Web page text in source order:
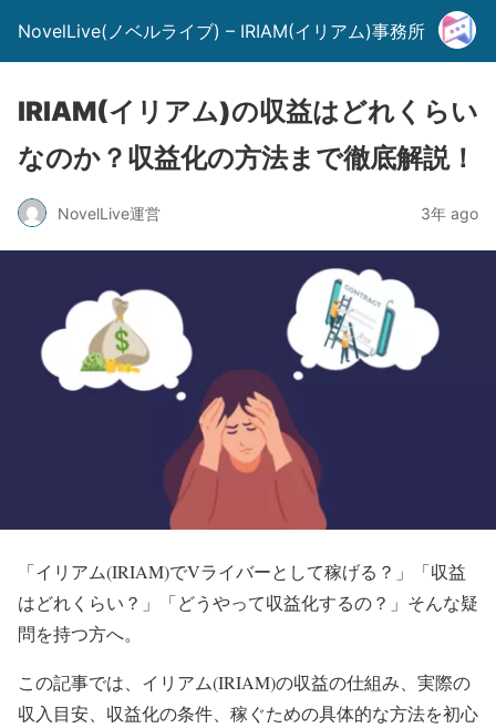
NovelLive(ノベルライブ) – IRIAM(イリアム)事務所
IRIAM(イリアム)の収益はどれくらい
なのか？収益化の方法まで徹底解説！
NovelLive運営 3年 ago
「イリアム(IRIAM)でVライバーとして稼げる？」「収益
はどれくらい？」「どうやって収益化するの？」そんな疑
問を持つ方へ。
この記事では、イリアム(IRIAM)の収益の仕組み、実際の
収入目安、収益化の条件、稼ぐための具体的な方法を初心